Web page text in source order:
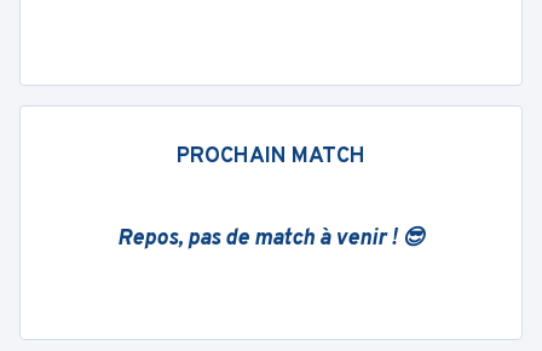
PROCHAIN MATCH
Repos, pas de match à venir ! 😎